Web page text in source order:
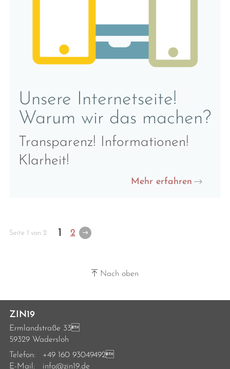
Unsere Internetseite!
Warum wir das machen?
Transparenz! Informationen!
Klarheit!
Mehr erfahren
Seite 1 von 2 1 2
Nach oben
ZIN19
Ermlandstraße 33
59329 Wadersloh
Telefon:
+49 160 93049492
E-Mail:
info@zin19.de